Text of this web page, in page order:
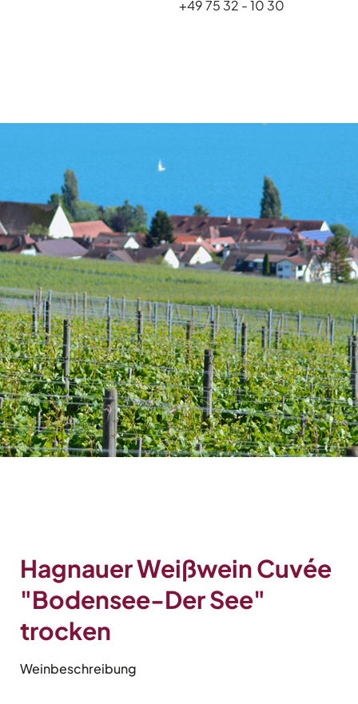
+49 75 32 - 10 30
Hagnauer Weißwein Cuvée
"Bodensee-Der See"
trocken
Weinbeschreibung